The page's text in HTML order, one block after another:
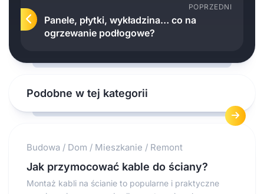
POPRZEDNI
Panele, płytki, wykładzina… co na
ogrzewanie podłogowe?
Podobne w tej kategorii
Budowa / Dom / Mieszkanie / Remont
Jak przymocować kable do ściany?
Montaż kabli na ścianie to popularne i praktyczne